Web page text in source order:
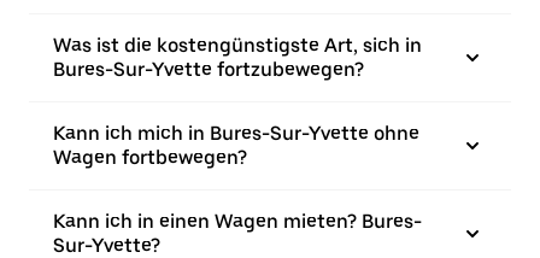
Was ist die kostengünstigste Art, sich in
Bures-Sur-Yvette fortzubewegen?
Kann ich mich in Bures-Sur-Yvette ohne
Wagen fortbewegen?
Kann ich in einen Wagen mieten? Bures-
Sur-Yvette?